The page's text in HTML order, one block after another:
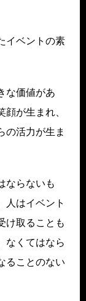
イベントの素
な価値があ
が生まれ、
の活力が生ま
ならないも
人はイベント
け取ることも
なくてはなら
ることのない